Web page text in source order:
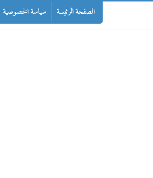
الصفحة الرئيسة سياسة الخصوصية